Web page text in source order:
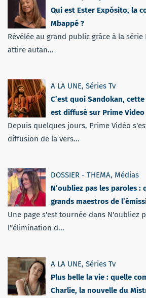
Qui est Ester Expósito, la
Mbappé ?
Révélée au grand public grâce à la série
attire autan...
A LA UNE, Séries Tv
C’est quoi Sandokan,
est diffusé sur Prime Video
Depuis quelques jours, Prime Vidéo
diffusion de la vers...
DOSSIER - THEMA, Médias
N’oubliez pas les paroles :
grands maestros de
Une page s'est tournée dans N'oubliez
l''élimination d...
A LA UNE, Séries Tv
Plus belle la vie : quelle
Charlie, la nouvelle du